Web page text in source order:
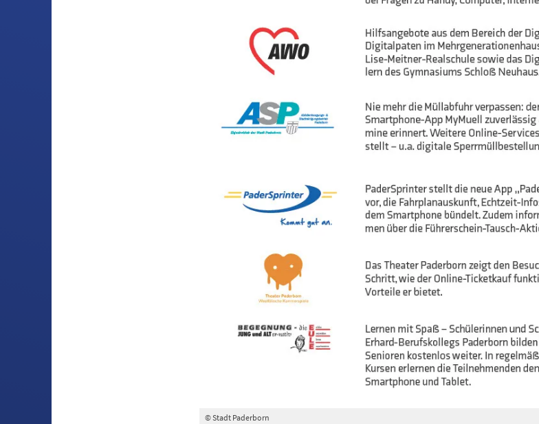
© Stadt Paderborn